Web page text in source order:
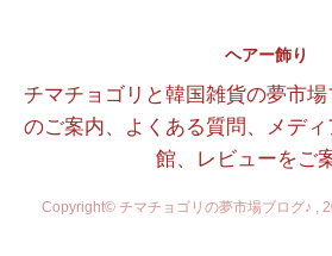
ヘアー飾り
チマチョゴリと韓国雑貨の夢市
のご案内、よくある質問、メデ
館、レビューをご
Copyright© チマチョゴリの夢市場ブログ♪ ,